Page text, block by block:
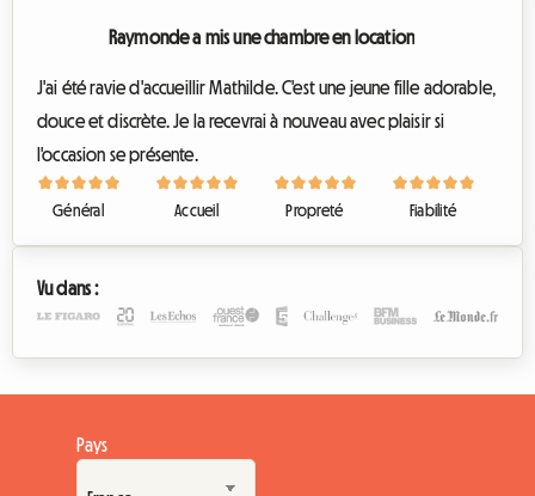
Raymonde a mis une chambre en location
J'ai été ravie d'accueillir Mathilde. C'est une jeune fille adorable,
douce et discrète. Je la recevrai à nouveau avec plaisir si
l'occasion se présente.
Général Accueil Propreté Fiabilité
Vu dans :
Pays